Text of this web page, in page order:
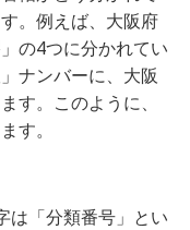
。例えば、大阪府
の4つに分かれてい
ナンバーに、大阪
す。このように、
す。
は「分類番号」とい